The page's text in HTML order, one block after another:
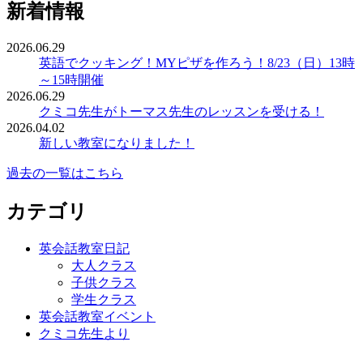
新着情報
2026.06.29
英語でクッキング！MYピザを作ろう！8/23（日）13時
～15時開催
2026.06.29
クミコ先生がトーマス先生のレッスンを受ける！
2026.04.02
新しい教室になりました！
過去の一覧はこちら
カテゴリ
英会話教室日記
大人クラス
子供クラス
学生クラス
英会話教室イベント
クミコ先生より